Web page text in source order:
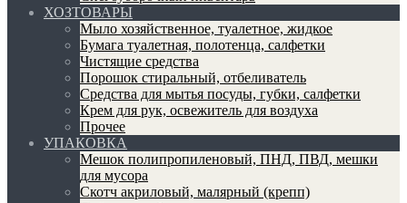
ХОЗТОВАРЫ
Мыло хозяйственное, туалетное, жидкое
Бумага туалетная, полотенца, салфетки
Чистящие средства
Порошок стиральный, отбеливатель
Средства для мытья посуды, губки, салфетки
Крем для рук, освежитель для воздуха
Прочее
УПАКОВКА
Мешок полипропиленовый, ПНД, ПВД, мешки
для мусора
Скотч акриловый, малярный (крепп)